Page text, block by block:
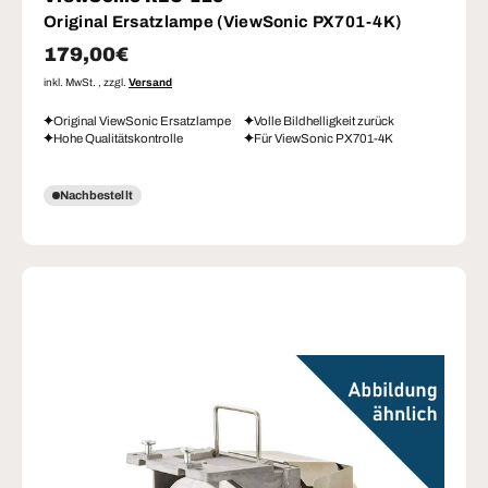
Original Ersatzlampe (ViewSonic PX701-4K)
Normaler Preis
179,00€
inkl. MwSt. , zzgl. Versand
Original ViewSonic Ersatzlampe
Volle Bildhelligkeit zurück
Hohe Qualitätskontrolle
Für ViewSonic PX701-4K
Nachbestellt